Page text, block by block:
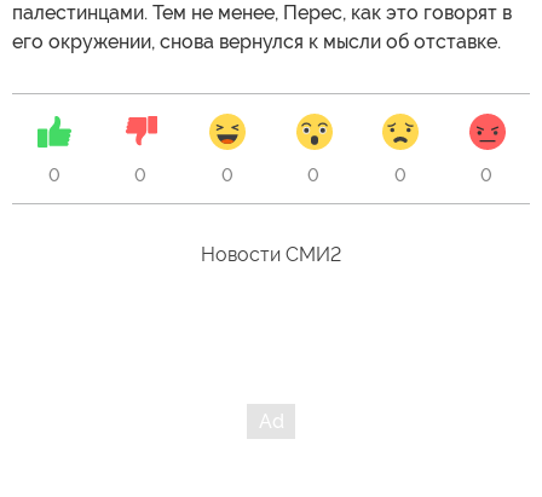
палестинцами. Тем не менее, Перес, как это говорят в
его окружении, снова вернулся к мысли об отставке.
0 0 0 0 0 0
Новости СМИ2